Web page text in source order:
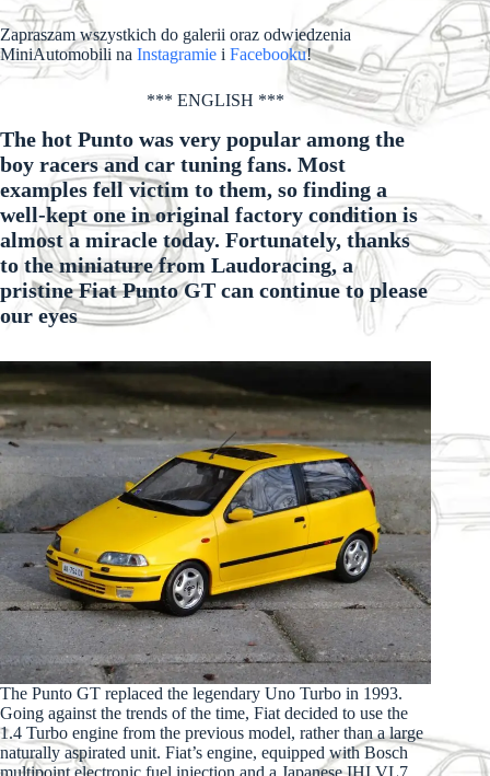
Zapraszam wszystkich do galerii oraz odwiedzenia
MiniAutomobili na Instagramie i Facebooku!
*** ENGLISH ***
The hot Punto was very popular among the
boy racers and car tuning fans. Most
examples fell victim to them, so finding a
well-kept one in original factory condition is
almost a miracle today. Fortunately, thanks
to the miniature from Laudoracing, a
pristine Fiat Punto GT can continue to please
our eyes
The Punto GT replaced the legendary Uno Turbo in 1993.
Going against the trends of the time, Fiat decided to use the
1.4 Turbo engine from the previous model, rather than a large
naturally aspirated unit. Fiat’s engine, equipped with Bosch